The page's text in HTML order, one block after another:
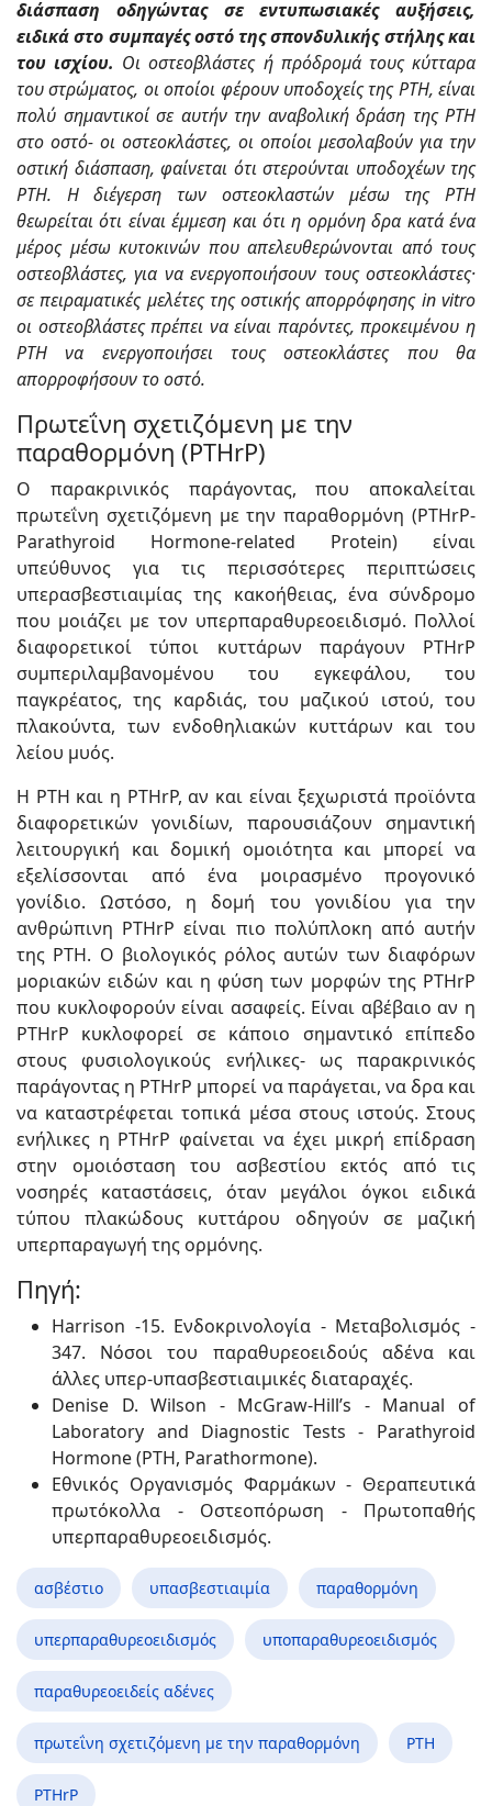
διάσπαση οδηγώντας σε εντυπωσιακές αυξήσεις,
ειδικά στο συμπαγές οστό της σπονδυλικής στήλης και
του ισχίου. Οι οστεοβλάστες ή πρόδρομά τους κύτταρα
του στρώματος, οι οποίοι φέρουν υποδοχείς της ΡΤΗ, είναι
πολύ σημαντικοί σε αυτήν την αναβολική δράση της ΡΤΗ
στο οστό- οι οστεοκλάστες, οι οποίοι μεσολαβούν για την
οστική διάσπαση, φαίνεται ότι στερούνται υποδοχέων της
ΡΤΗ. Η διέγερση των οστεοκλαστών μέσω της ΡΤΗ
θεωρείται ότι είναι έμμεση και ότι η ορμόνη δρα κατά ένα
μέρος μέσω κυτοκινών που απελευθερώνονται από τους
οστεοβλάστες, για να ενεργοποιήσουν τους οστεοκλάστες·
σε πειραματικές μελέτες της οστικής απορρόφησης in vitro
οι οστεοβλάστες πρέπει να είναι παρόντες, προκειμένου η
ΡΤΗ να ενεργοποιήσει τους οστεοκλάστες που θα
απορροφήσουν το οστό.
Πρωτεΐνη σχετιζόμενη με την
παραθορμόνη (PTHrP)
Ο παρακρινικός παράγοντας, που αποκαλείται
πρωτεΐνη σχετιζόμενη με την παραθορμόνη (PTHrP-
Parathyroid Hormone-related Protein) είναι
υπεύθυνος για τις περισσότερες περιπτώσεις
υπερασβεστιαιμίας της κακοήθειας, ένα σύνδρομο
που μοιάζει με τον υπερπαραθυρεοειδισμό. Πολλοί
διαφορετικοί τύποι κυττάρων παράγουν PTHrP
συμπεριλαμβανομένου του εγκεφάλου, του
παγκρέατος, της καρδιάς, του μαζικού ιστού, του
πλακούντα, των ενδοθηλιακών κυττάρων και του
λείου μυός.
Η ΡΤΗ και η PTHrP, αν και είναι ξεχωριστά προϊόντα
διαφορετικών γονιδίων, παρουσιάζουν σημαντική
λειτουργική και δομική ομοιότητα και μπορεί να
εξελίσσονται από ένα μοιρασμένο προγονικό
γονίδιο. Ωστόσο, η δομή του γονιδίου για την
ανθρώπινη PTHrP είναι πιο πολύπλοκη από αυτήν
της ΡΤΗ. Ο βιολογικός ρόλος αυτών των διαφόρων
μοριακών ειδών και η φύση των μορφών της PTHrP
που κυκλοφορούν είναι ασαφείς. Είναι αβέβαιο αν η
PTHrP κυκλοφορεί σε κάποιο σημαντικό επίπεδο
στους φυσιολογικούς ενήλικες- ως παρακρινικός
παράγοντας η PTHrP μπορεί να παράγεται, να δρα και
να καταστρέφεται τοπικά μέσα στους ιστούς. Στους
ενήλικες η PTHrP φαίνεται να έχει μικρή επίδραση
στην ομοιόσταση του ασβεστίου εκτός από τις
νοσηρές καταστάσεις, όταν μεγάλοι όγκοι ειδικά
τύπου πλακώδους κυττάρου οδηγούν σε μαζική
υπερπαραγωγή της ορμόνης.
Πηγή:
Harrison -15. Ενδοκρινολογία - Μεταβολισμός -
347. Νόσοι του παραθυρεοειδούς αδένα και
άλλες υπερ-υπασβεστιαιμικές διαταραχές.
Denise D. Wilson - McGraw-Hill’s - Manual of
Laboratory and Diagnostic Tests - Parathyroid
Hormone (PTH, Parathormone).
Εθνικός Οργανισμός Φαρμάκων - Θεραπευτικά
πρωτόκολλα - Οστεοπόρωση - Πρωτοπαθής
υπερπαραθυρεοειδισμός.
ασβέστιο υπασβεστιαιμία παραθορμόνη
υπερπαραθυρεοειδισμός υποπαραθυρεοειδισμός
παραθυρεοειδείς αδένες
πρωτεΐνη σχετιζόμενη με την παραθορμόνη PTH
PTHrP